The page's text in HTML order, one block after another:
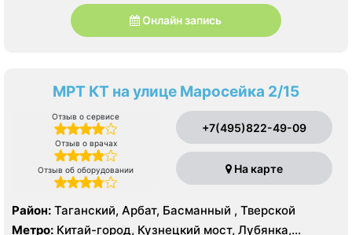
Онлайн запись
МРТ КТ на улице Маросейка 2/15
Отзыв о сервисе
Отзыв о врачах
Отзыв об оборудовании
+7(495)822-49-09
На карте
Район: Таганский, Арбат, Басманный , Тверской
Метро: Китай-город, Кузнецкий мост, Лубянка,